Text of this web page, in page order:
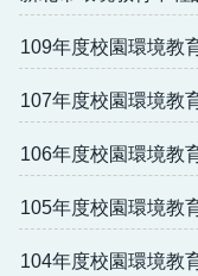
109年度校園環境教
107年度校園環境教
106年度校園環境教
105年度校園環境教
104年度校園環境教